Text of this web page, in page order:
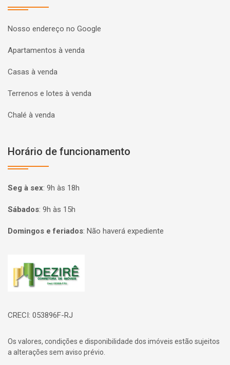
Nosso endereço no Google
Apartamentos à venda
Casas à venda
Terrenos e lotes à venda
Chalé à venda
Horário de funcionamento
Seg à sex: 9h às 18h
Sábados: 9h às 15h
Domingos e feriados: Não haverá expediente
Página inicial
CRECI: 053896F-RJ
Os valores, condições e disponibilidade dos imóveis estão sujeitos
a alterações sem aviso prévio.